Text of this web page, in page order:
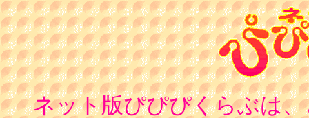
ネット版ぴぴぴくらぶは